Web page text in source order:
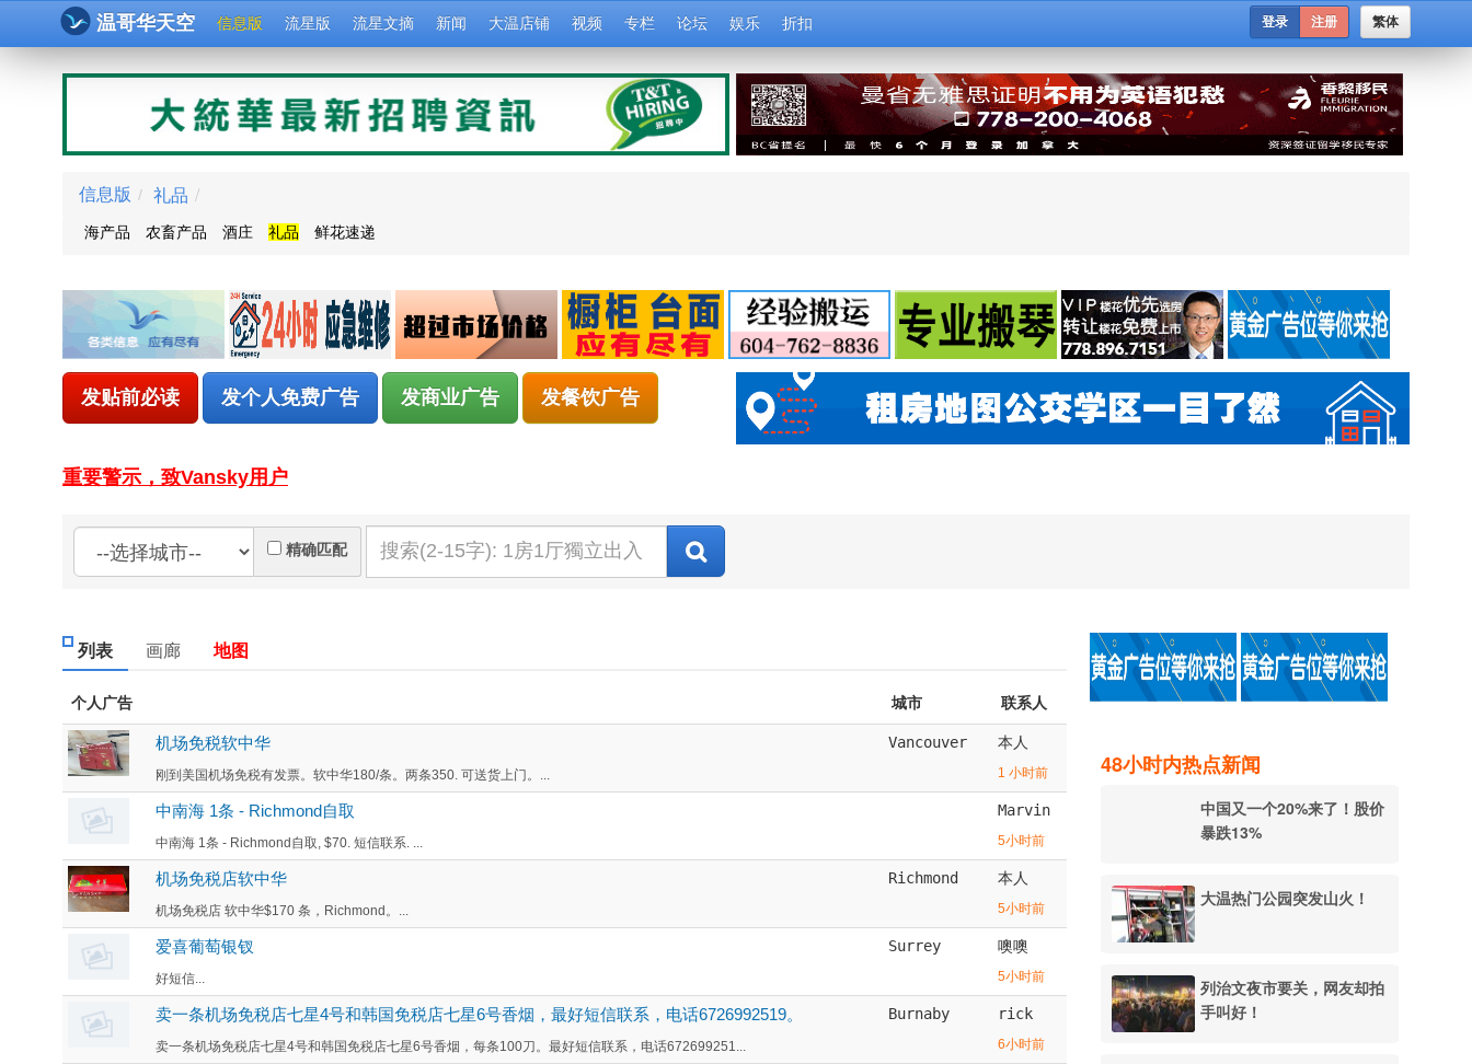
温哥华天空 信息版 流星版 流星文摘 新闻 大温店铺 视频 专栏 论坛 娱乐 折扣 繁体
登录 注册
信息版 / 礼品 /
海产品 农畜产品 酒庄 礼品 鲜花速递
发贴前必读 发个人免费广告 发商业广告 发餐饮广告
重要警示，致Vansky用户
精确匹配
列表 画廊 地图
个人广告 城市 联系人
机场免税软中华
刚到美国机场免税有发票。软中华180/条。两条350. 可送货上门。...
Vancouver 本人
1 小时前
中南海 1条 - Richmond自取
中南海 1条 - Richmond自取, $70. 短信联系. ...
Marvin
5小时前
机场免税店软中华
机场免税店 软中华$170 条，Richmond。...
Richmond 本人
5小时前
爱喜葡萄银钗
好短信...
Surrey 噢噢
5小时前
卖一条机场免税店七星4号和韩国免税店七星6号香烟，最好短信联系，电话6726992519。
卖一条机场免税店七星4号和韩国免税店七星6号香烟，每条100刀。最好短信联系，电话672699251...
Burnaby rick
6小时前
48小时内热点新闻
中国又一个20%来了！股价
暴跌13%
大温热门公园突发山火！
列治文夜市要关，网友却拍
手叫好！